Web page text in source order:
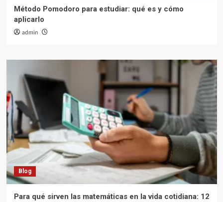
Método Pomodoro para estudiar: qué es y cómo
aplicarlo
admin
Blog
Para qué sirven las matemáticas en la vida cotidiana: 12